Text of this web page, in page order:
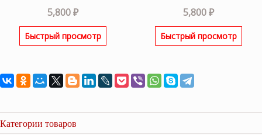
5,800₽
Быстрый просмотр
5,800₽
Быстрый просмотр
Категории товаров